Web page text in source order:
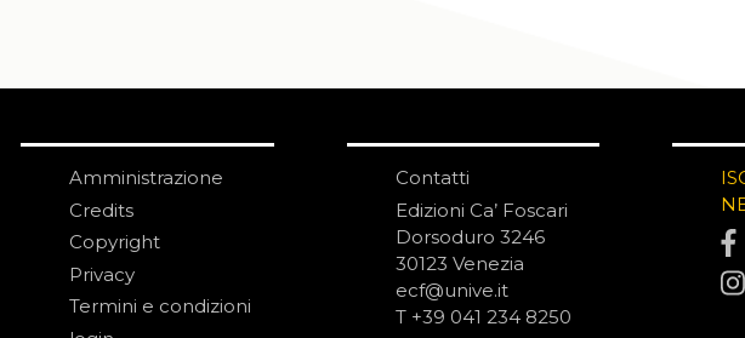
Amministrazione
Credits
Copyright
Privacy
Termini e condizioni
Contatti
Edizioni Ca’ Foscari
Dorsoduro 3246
30123 Venezia
ecf@unive.it
T +39 041 234 8250